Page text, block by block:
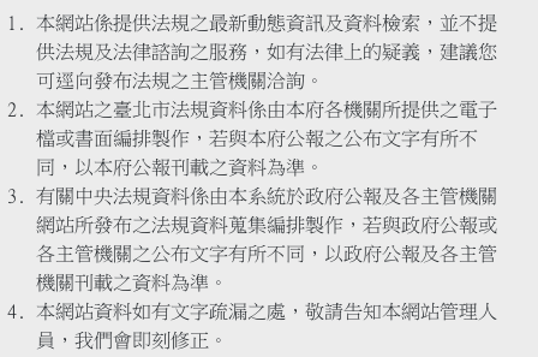
本網站係提供法規之最新動態資訊及資料檢索，並不提
供法規及法律諮詢之服務，如有法律上的疑義，建議您
可逕向發布法規之主管機關洽詢。
本網站之臺北市法規資料係由本府各機關所提供之電子
檔或書面編排製作，若與本府公報之公布文字有所不
同，以本府公報刊載之資料為準。
有關中央法規資料係由本系統於政府公報及各主管機關
網站所發布之法規資料蒐集編排製作，若與政府公報或
各主管機關之公布文字有所不同，以政府公報及各主管
機關刊載之資料為準。
本網站資料如有文字疏漏之處，敬請告知本網站管理人
員，我們會即刻修正。